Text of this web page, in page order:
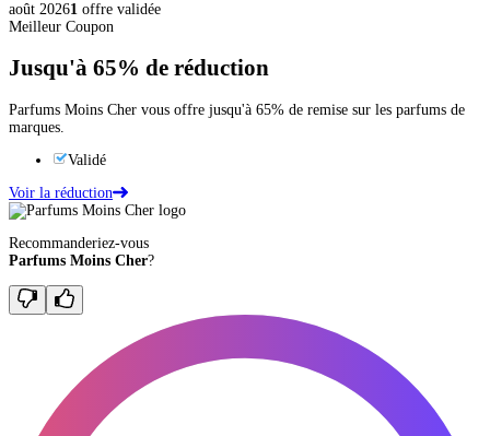
août 20261 offre validée
Meilleur Coupon
Jusqu'à 65% de réduction
Parfums Moins Cher vous offre jusqu'à 65% de remise sur les parfums de
marques.
Validé
Voir la réduction
Recommanderiez-vous
Parfums Moins Cher?